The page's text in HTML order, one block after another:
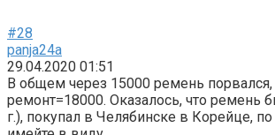
#28
panja24a
29.04.2020 01:51
В общем через 15000 ремень порвался,
ремонт=18000. Оказалось, что ремень
г.), покупал в Челябинске в Корейце, по